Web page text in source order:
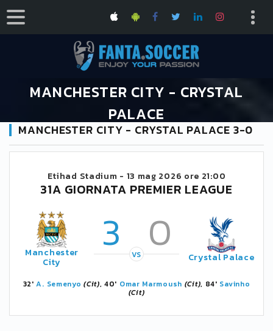
MANCHESTER CITY - CRYSTAL
PALACE
HOME
CALENDARIO PREMIER LEAGUE 2025/2026
MANCHESTER CITY - CRYSTAL PALACE
MANCHESTER CITY - CRYSTAL PALACE 3-0
Etihad Stadium - 13 mag 2026 ore 21:00
31A GIORNATA PREMIER LEAGUE
Manchester
City
3 0
VS Crystal Palace
32'A. Semenyo (Cit), 40' Omar Marmoush (Cit), 84' Savinho
(Cit)